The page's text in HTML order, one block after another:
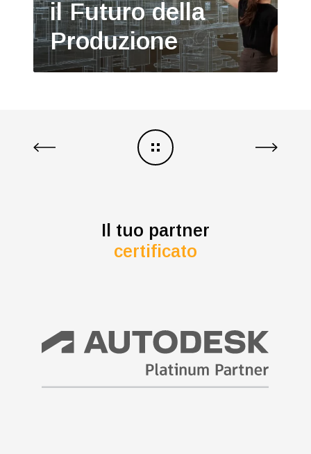
il Futuro della
Produzione
Il tuo partner
certificato